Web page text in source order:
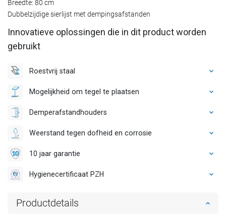
Breedte: 80 cm
Dubbelzijdige sierlijst met dempingsafstanden
Innovatieve oplossingen die in dit product worden
gebruikt
Roestvrij staal
Mogelijkheid om tegel te plaatsen
Demperafstandhouders
Weerstand tegen dofheid en corrosie
10 jaar garantie
Hygienecertificaat PZH
Productdetails